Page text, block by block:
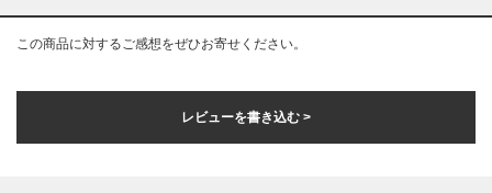
この商品に対するご感想をぜひお寄せください。
レビューを書き込む >